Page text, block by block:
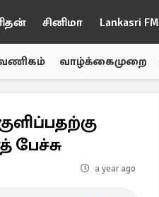
சினிமா Lankasri FM
வாழ்க்கைமுறை
a year ago